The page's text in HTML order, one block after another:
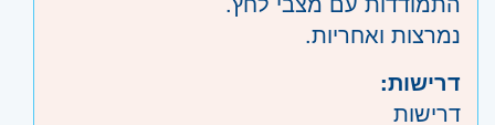
נמרצות ואחריות.
דרישות:
דרישות